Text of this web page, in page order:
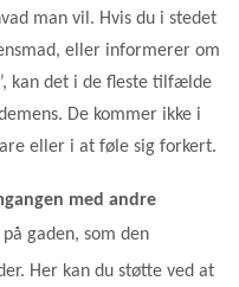
man vil. Hvis du i stedet
eller informerer om
kan det i de fleste tilfælde
De kommer ikke i
eller i at føle sig forkert.
med andre
gaden, som den
Her kan du støtte ved at